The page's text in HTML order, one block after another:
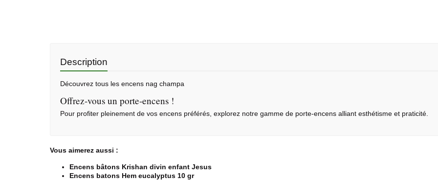
Description
Découvrez tous les encens nag champa
Offrez-vous un porte-encens !
Pour profiter pleinement de vos encens préférés, explorez notre gamme de porte-encens alliant esthétisme et praticité.
Vous aimerez aussi :
Encens bâtons Krishan divin enfant Jesus
Encens batons Hem eucalyptus 10 gr